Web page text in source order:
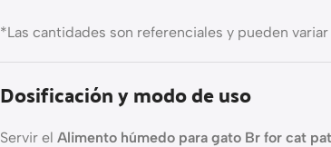
*Las cantidades son referenciales y pueden
Dosificación y modo de uso
Servir el Alimento húmedo para gato Br for cat